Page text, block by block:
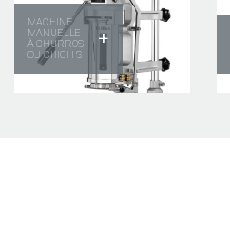
MACHINE
MANUELLE
À CHURROS
OU CHICHIS
+